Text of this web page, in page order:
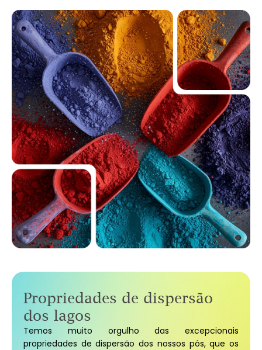
Propriedades de dispersão
dos lagos
Temos muito orgulho das excepcionais
propriedades de dispersão dos nossos pós, que os